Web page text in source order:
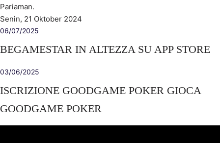
Pariaman.
Senin, 21 Oktober 2024
06/07/2025
‎BEGAMESTAR IN ALTEZZA SU APP STORE
03/06/2025
ISCRIZIONE GOODGAME POKER GIOCA
GOODGAME POKER